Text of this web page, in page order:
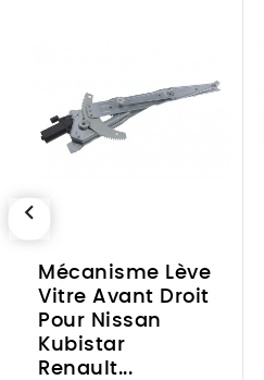
Mécanisme Lève
Vitre Avant Droit
Pour Nissan
Kubistar
Renault...
chevron_left